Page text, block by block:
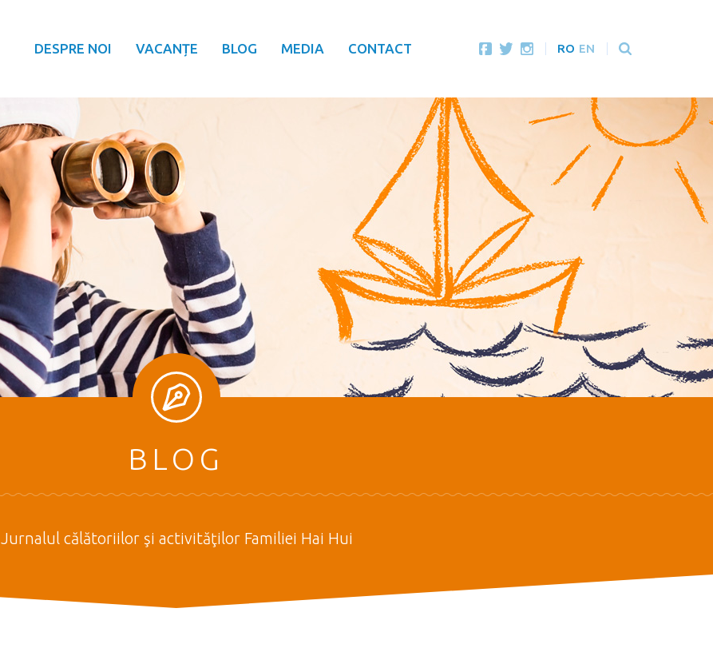
DESPRE NOI VACANȚE BLOG MEDIA CONTACT RO EN
BLOG
Jurnalul călătoriilor şi activităţilor Familiei Hai Hui